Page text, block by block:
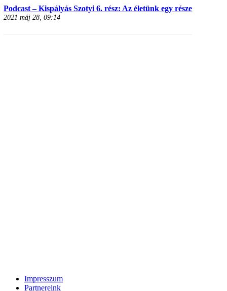
Podcast – Kispályás Szotyi 6. rész: Az életünk egy része
2021 máj 28, 09:14
Impresszum
Partnereink